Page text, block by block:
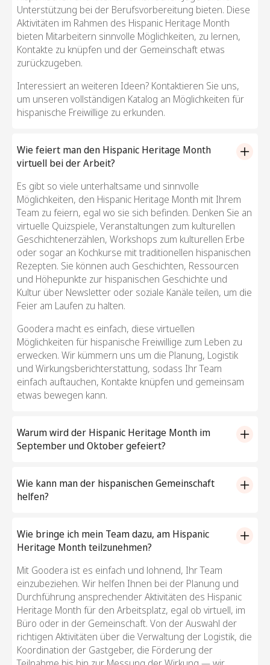
Unterstützung bei der Berufsvorbereitung bieten. Diese
Aktivitäten im Rahmen des Hispanic Heritage Month
bieten Mitarbeitern sinnvolle Möglichkeiten, zu lernen,
Kontakte zu knüpfen und der Gemeinschaft etwas
zurückzugeben.
Interessiert an weiteren Ideen? Kontaktieren Sie uns,
um unseren vollständigen Katalog an Möglichkeiten für
hispanische Freiwillige zu erkunden.
Wie feiert man den Hispanic Heritage Month
virtuell bei der Arbeit?
Es gibt so viele unterhaltsame und sinnvolle
Möglichkeiten, den Hispanic Heritage Month mit Ihrem
Team zu feiern, egal wo sie sich befinden. Denken Sie an
virtuelle Quizspiele, Veranstaltungen zum kulturellen
Geschichtenerzählen, Workshops zum kulturellen Erbe
oder sogar an Kochkurse mit traditionellen hispanischen
Rezepten. Sie können auch Geschichten, Ressourcen
und Höhepunkte zur hispanischen Geschichte und
Kultur über Newsletter oder soziale Kanäle teilen, um die
Feier am Laufen zu halten.
Goodera macht es einfach, diese virtuellen
Möglichkeiten für hispanische Freiwillige zum Leben zu
erwecken. Wir kümmern uns um die Planung, Logistik
und Wirkungsberichterstattung, sodass Ihr Team
einfach auftauchen, Kontakte knüpfen und gemeinsam
etwas bewegen kann.
Warum wird der Hispanic Heritage Month im
September und Oktober gefeiert?
bis 15. Oktober begangen und fällt mit den
Unabhängigkeitstagen mehrerer hispanischer und
um die reichen Kulturen und Geschichten hispanischer
und lateinamerikanischer Gemeinschaften
Veranstaltungsideen des Hispanic Heritage Month in
dieser Zeit ist eine eindrucksvolle Möglichkeit, ihre
bedeutenden Beiträge zur Gesellschaft zu feiern.
Wie kann man der hispanischen Gemeinschaft
helfen?
Gemeinschaften auf viele sinnvolle Arten unterstützen.
Machen Sie zunächst das Bewusstsein für ihre
Sie Ihr Team ein, um hispanische Freiwilligenarbeit zu
leisten, z. B. als Mentor für hispanische Jugendliche, das
Zusammenstellen von Schulmaterial oder die
Unterstützung lokaler gemeinnütziger Organisationen,
die sich auf Bildung und wirtschaftliche Stärkung
konzentrieren.
Goodera kann Ihnen helfen, Aktivitäten zu organisieren,
Wie bringe ich mein Team dazu, am Hispanic
Heritage Month teilzunehmen?
Mit Goodera ist es einfach und lohnend, Ihr Team
einzubeziehen. Wir helfen Ihnen bei der Planung und
Durchführung ansprechender Aktivitäten des Hispanic
Heritage Month für den Arbeitsplatz, egal ob virtuell, im
Büro oder in der Gemeinschaft. Von der Auswahl der
richtigen Aktivitäten über die Verwaltung der Logistik, die
Koordination der Gastgeber, die Förderung der